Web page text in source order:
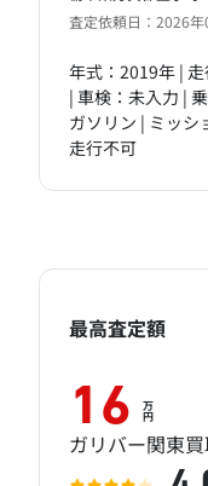
査定依頼日：2026年
年式：2019年 |
| 車検：未入力 |
ガソリン | ミッシ
走行不可
最高査定額
16 万
円
ガリバー関東